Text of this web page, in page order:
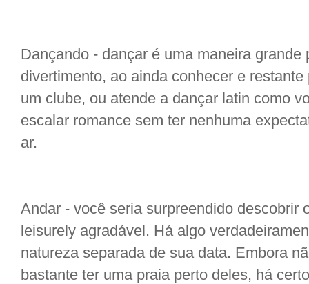
Dançando - dançar é uma maneira grande
divertimento, ao ainda conhecer e
um clube, ou atende a dançar latin como
escalar romance sem ter nenhuma
ar.
Andar - você seria surpreendido descobrir
leisurely agradável. Há algo
natureza separada de sua data. Embora
bastante ter uma praia perto deles, há